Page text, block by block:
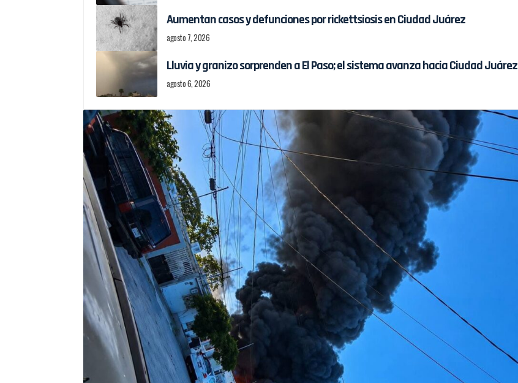
Aumentan casos y defunciones por rickettsiosis en Ciudad Juárez
agosto 7, 2026
Lluvia y granizo sorprenden a El Paso; el sistema avanza hacia Ciudad Juárez
agosto 6, 2026